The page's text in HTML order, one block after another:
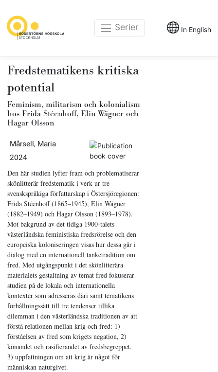
Serier In English
Fredstematikens kritiska
potential
Feminism, militarism och kolonialism
hos Frida Stéenhoff, Elin Wägner och
Hagar Olsson
Mårsell, Maria
2024
Den här studien lyfter fram och problematiserar
skönlitterär fredstematik i verk ur tre
svenskspråkiga författarskap i Östersjöregionen:
Frida Stéenhoff (1865–1945), Elin Wägner
(1882–1949) och Hagar Olsson (1893–1978).
Mot bakgrund av det tidiga 1900-talets
västerländska feministiska fredsrörelse och den
europeiska koloniseringen visas hur dessa går i
dialog med en internationell tanketradition om
fred. Med utgångspunkt i det skönlitterära
materialets gestaltning av temat fred fokuserar
studien på de lokala och internationella
kontexter som adresseras däri samt tematikens
förhållningssätt till tre tendenser tillika
dilemman i den västerländska traditionen av att
förstå relationen mellan krig och fred: 1)
förståelsen av fred som krigets negation, 2)
könandet och rasifierandet av fredsbegreppet,
3) uppfattningen om att krig är något för
människan naturgivet.